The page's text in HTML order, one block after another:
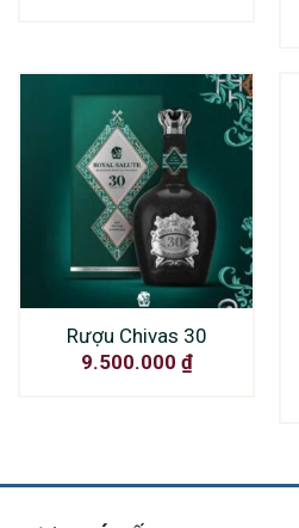
Rượu Chivas 30
9.500.000 ₫